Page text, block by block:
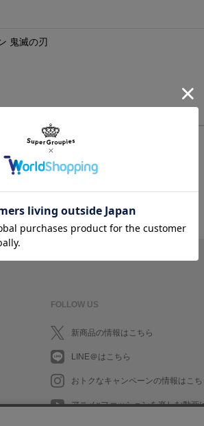
鬼滅の刃
会員登録してお会計に進む
FOLLOW US
新商品の情報はこちら
LINE＠はこちら
おトクなキャンペーンの情報はこち
アニメ×ファッションを楽しむ動画